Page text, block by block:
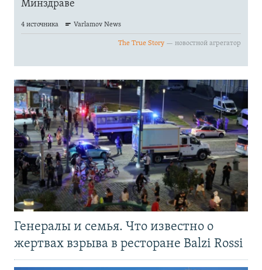
Генералы и семья. Что известно о
жертвах взрыва в ресторане Balzi Rossi